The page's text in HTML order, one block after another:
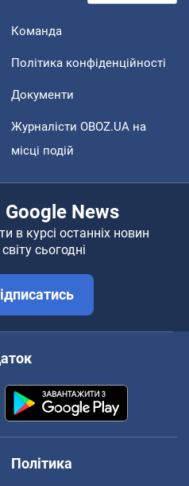
Команда
Політика конфіденційності
Документи
Журналісти OBOZ.UA на
місці подій
Google News
в курсі останніх новин
сьогодні
Політика